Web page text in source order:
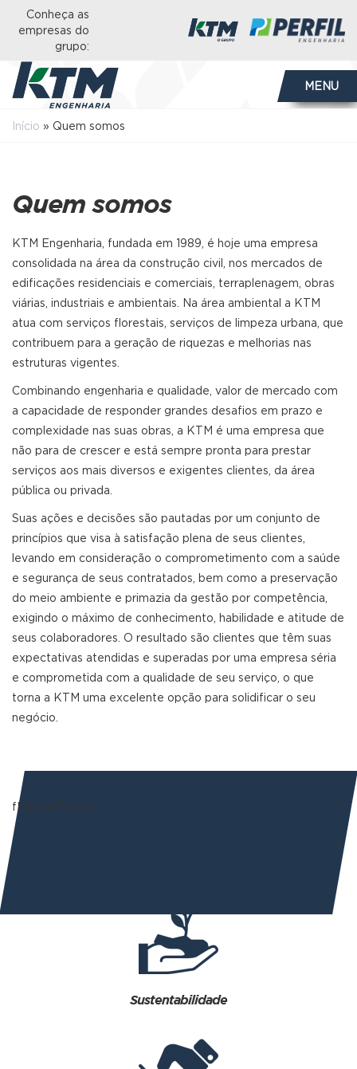
Conheça as
empresas do
grupo:
MENU
Início » Quem somos
Quem somos
KTM Engenharia, fundada em 1989, é hoje uma empresa
consolidada na área da construção civil, nos mercados de
edificações residenciais e comerciais, terraplenagem, obras
viárias, industriais e ambientais. Na área ambiental a KTM
atua com serviços florestais, serviços de limpeza urbana, que
contribuem para a geração de riquezas e melhorias nas
estruturas vigentes.
Combinando engenharia e qualidade, valor de mercado com
a capacidade de responder grandes desafios em prazo e
complexidade nas suas obras, a KTM é uma empresa que
não para de crescer e está sempre pronta para prestar
serviços aos mais diversos e exigentes clientes, da área
pública ou privada.
Suas ações e decisões são pautadas por um conjunto de
princípios que visa à satisfação plena de seus clientes,
levando em consideração o comprometimento com a saúde
e segurança de seus contratados, bem como a preservação
do meio ambiente e primazia da gestão por competência,
exigindo o máximo de conhecimento, habilidade e atitude de
seus colaboradores. O resultado são clientes que têm suas
expectativas atendidas e superadas por uma empresa séria
e comprometida com a qualidade de seu serviço, o que
torna a KTM uma excelente opção para solidificar o seu
negócio.
fMDzsm7ougM
Sustentabilidade